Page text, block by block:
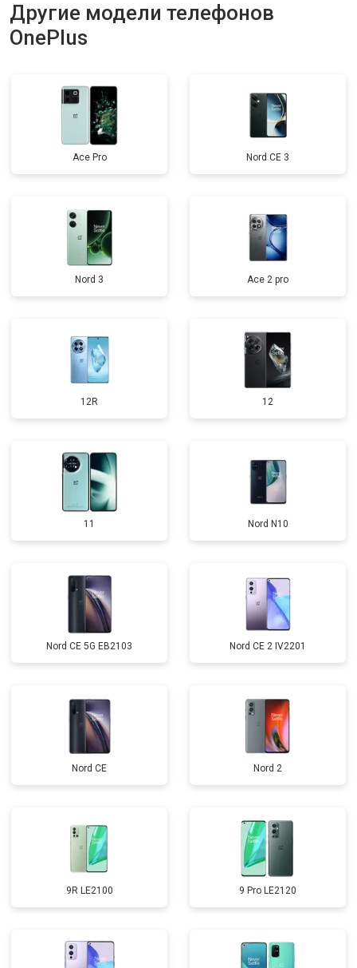
Другие модели телефонов
OnePlus
Ace Pro Nord CE 3
Nord 3 Ace 2 pro
12R 12
11 Nord N10
Nord CE 5G EB2103 Nord CE 2 IV2201
Nord CE Nord 2
9R LE2100 9 Pro LE2120